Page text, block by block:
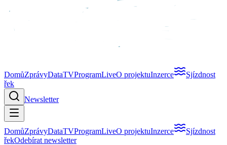
DomůZprávyDataTVProgramLiveO projektuInzerce
Sjízdnost
řek
Newsletter
DomůZprávyDataTVProgramLiveO projektuInzerce
Sjízdnost
řekOdebírat newsletter